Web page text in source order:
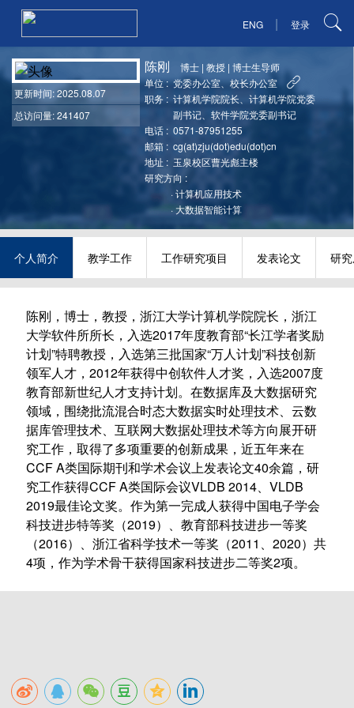
ENG | 登录
更新时间: 2025.08.07
总访问量: 241407
陈刚 博士 |教授 |博士生导师
单位 : 党委办公室、校长办公室
职务 : 计算机学院院长、计算机学院党委
副书记、软件学院党委副书记
电话 : 0571-87951255
邮箱 : cg(at)zju(dot)edu(dot)cn
地址 : 玉泉校区曹光彪主楼
研究方向 :
·计算机应用技术
· 大数据智能计算
个人简介 教学工作 工作研究项目 发表论文 研
陈刚，博士，教授，浙江大学计算机学院院长，浙江
大学软件所所长，入选2017年度教育部“长江学者奖励
计划”特聘教授，入选第三批国家“万人计划”科技创新
领军人才，2012年获得中创软件人才奖，入选2007度
教育部新世纪人才支持计划。在数据库及大数据研究
领域，围绕批流混合时态大数据实时处理技术、云数
据库管理技术、互联网大数据处理技术等方向展开研
究工作，取得了多项重要的创新成果，近五年来在
CCF A类国际期刊和学术会议上发表论文40余篇，研
究工作获得CCF A类国际会议VLDB 2014、VLDB
2019最佳论文奖。作为第一完成人获得中国电子学会
科技进步特等奖（2019）、教育部科技进步一等奖
（2016）、浙江省科学技术一等奖（2011、2020）共
4项，作为学术骨干获得国家科技进步二等奖2项。